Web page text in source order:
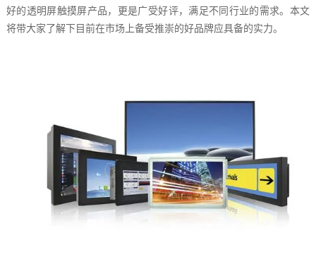
好的透明屏触摸屏产品，更是广受好评，满足不同行业的需求。本文
将带大家了解下目前在市场上备受推崇的好品牌应具备的实力。